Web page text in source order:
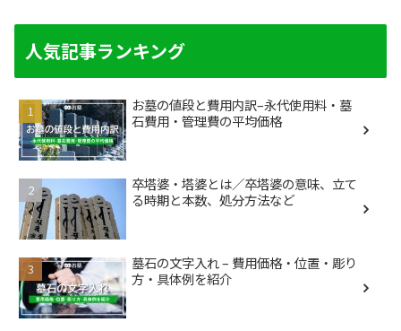
人気記事ランキング
お墓の値段と費用内訳–永代使用料・墓
石費用・管理費の平均価格
卒塔婆・塔婆とは／卒塔婆の意味、立て
る時期と本数、処分方法など
墓石の文字入れ – 費用価格・位置・彫り
方・具体例を紹介